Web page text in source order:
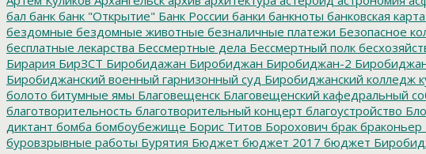
бал банк банк "Открытие" Банк России банки банкноты банковская карта
бездомные бездомные животные безналичные платежи Безопасное
бесплатные лекарства Бессмертные дела Бессмертный полк
Бирария БирЗСТ Биробидажан Биробиджан Биробиджан-2
Биробиджанский военный гарнизонный суд Биробиджанский колледж
болото битумные ямы Благовещенск Благовещенский кафедральный
благотворительность благотворительный концерт благоустройство
диктант бомба бомбоубежище Борис Титов Борохович брак браконьер
буровзрывные работы Бурятия Бюджет бюджет 2017 бюджет